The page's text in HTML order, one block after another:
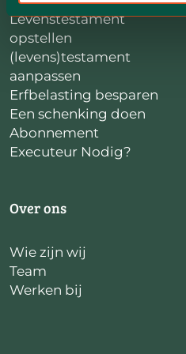
Levenstestament
opstellen
(levens)testament
aanpassen
Erfbelasting besparen
Een schenking doen
Abonnement
Executeur Nodig?
Over ons
Wie zijn wij
Team
Werken bij